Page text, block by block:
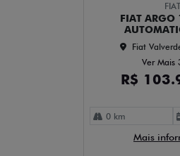
FIAT
FIAT ARGO
Fiat
Ver Mais
R$
0 km
Mais